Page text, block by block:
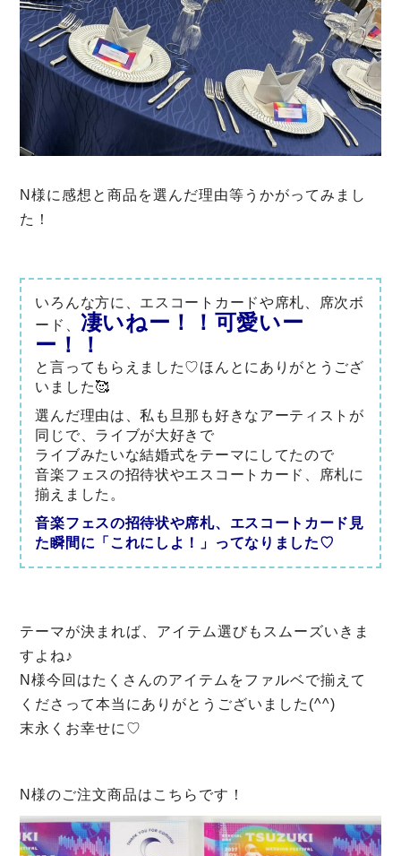
N様に感想と商品を選んだ理由等うかがってみまし
た！
いろんな方に、エスコートカードや席札、席次ボ
ード、 凄いねー！！可愛いー
ー！！
と言ってもらえました♡ほんとにありがとうござ
いました🥰
選んだ理由は、私も旦那も好きなアーティストが
同じで、ライブが大好きで
ライブみたいな結婚式をテーマにしてたので
音楽フェスの招待状やエスコートカード、席札に
揃えました。
音楽フェスの招待状や席札、エスコートカード見
た瞬間に「これにしよ！」ってなりました♡
テーマが決まれば、アイテム選びもスムーズいきま
すよね♪
N様今回はたくさんのアイテムをファルベで揃えて
くださって本当にありがとうございました(^^)
末永くお幸せに♡
N様のご注文商品はこちらです！